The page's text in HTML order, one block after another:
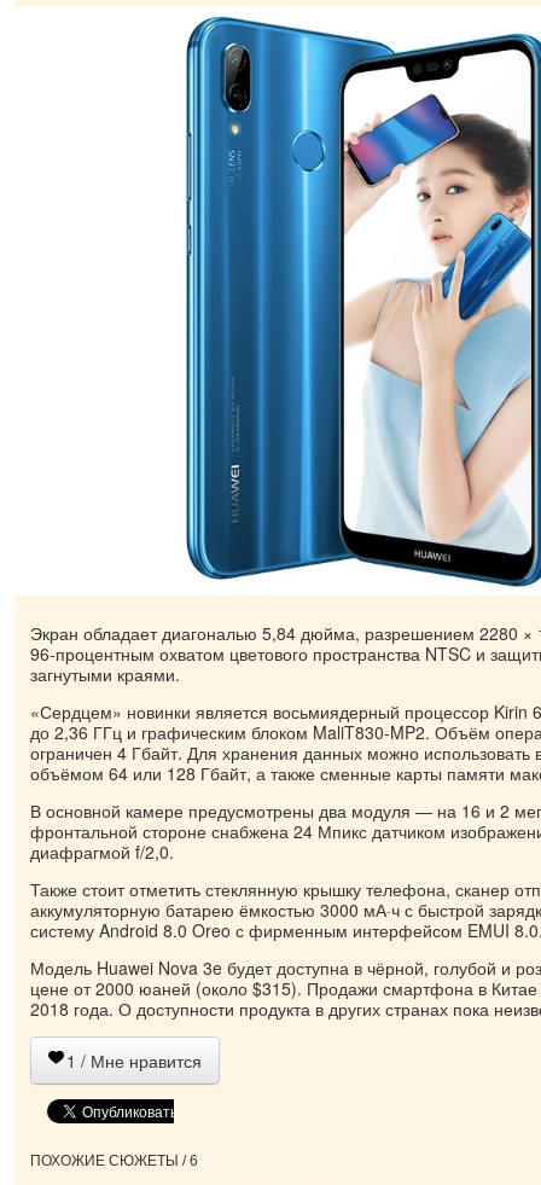
Экран обладает диагональю 5,84 дюйма, разрешением 2280 ×
96-процентным охватом цветового пространства NTSC и
загнутыми краями.
«Сердцем» новинки является восьмиядерный процессор Kirin
до 2,36 ГГц и графическим блоком MaliT830-MP2. Объём
ограничен 4 Гбайт. Для хранения данных можно использовать
объёмом 64 или 128 Гбайт, а также сменные карты памяти
В основной камере предусмотрены два модуля — на 16 и 2
фронтальной стороне снабжена 24 Мпикс датчиком
диафрагмой f/2,0.
Также стоит отметить стеклянную крышку телефона, сканер
аккумуляторную батарею ёмкостью 3000 мА·ч с быстрой
систему Android 8.0 Oreo с фирменным интерфейсом EMUI
Модель Huawei Nova 3e будет доступна в чёрной, голубой и
цене от 2000 юаней (около $315). Продажи смартфона в Китае
2018 года. О доступности продукта в других странах пока
1 / Мне нравится
ПОХОЖИЕ СЮЖЕТЫ / 6